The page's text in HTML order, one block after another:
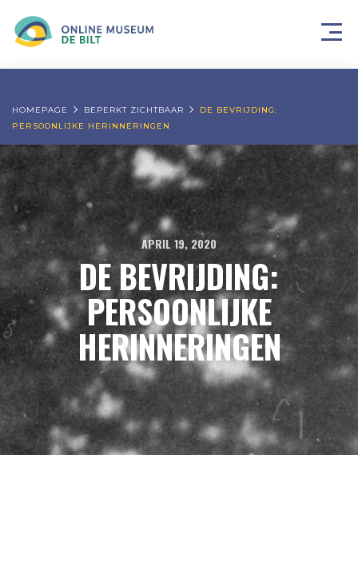
HOMEPAGE BEPERKT ZICHTBAAR
DE BEVRIJDING:
PERSOONLIJKE HERINNERINGEN
APRIL 19, 2020
DE BEVRIJDING:
PERSOONLIJKE
HERINNERINGEN